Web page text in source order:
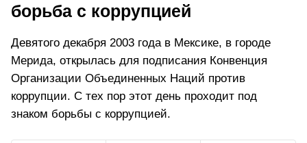
борьба с коррупцией
Девятого декабря 2003 года в Мексике, в городе
Мерида, открылась для подписания Конвенция
Организации Объединенных Наций против
коррупции. С тех пор этот день проходит под
знаком борьбы с коррупцией.